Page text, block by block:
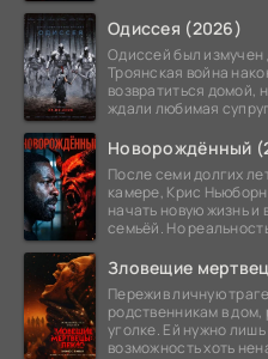
Одиссея (2026)
Одиссей был
Троянская война
возвратиться домой,
ждали любимая
Новорождённый
После семи долгих
камере, Крис
начать новую жизнь и
семьёй. Но
Зловещие
Пережив личную
родственникам в
уголке. Ей нужно
возможность хоть